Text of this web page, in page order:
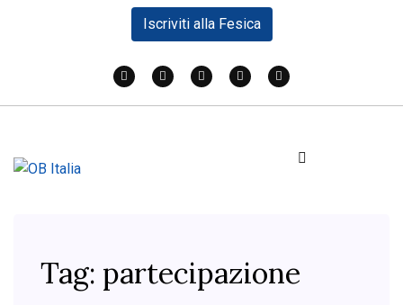
Iscriviti alla Fesica
Tag: partecipazione